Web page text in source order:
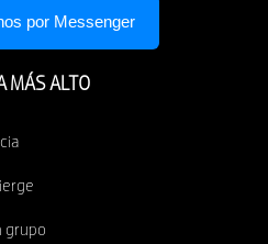
MÁS ALTO
grupo